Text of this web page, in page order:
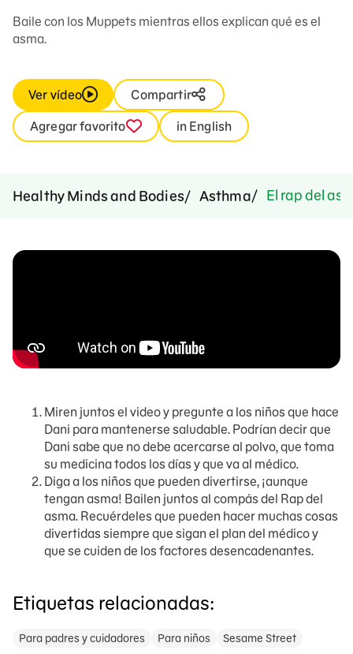
Baile con los Muppets mientras ellos explican qué es el
asma.
Ver vídeo
Compartir
Agregar favorito
in English
Healthy Minds and Bodies Asthma El rap del
Miren juntos el video y pregunte a los niños que hace
Dani para mantenerse saludable. Podrían decir que
Dani sabe que no debe acercarse al polvo, que toma
su medicina todos los días y que va al médico.
Diga a los niños que pueden divertirse, ¡aunque
tengan asma! Bailen juntos al compás del Rap del
asma. Recuérdeles que pueden hacer muchas cosas
divertidas siempre que sigan el plan del médico y
que se cuiden de los factores desencadenantes.
Etiquetas relacionadas:
Para padres y cuidadores Para niños Sesame Street